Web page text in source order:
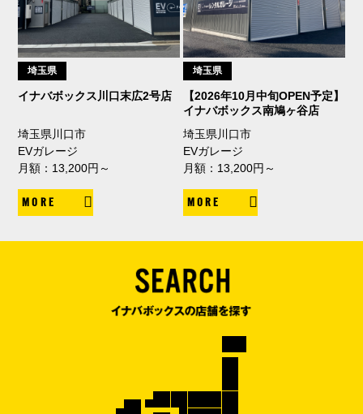
埼玉県
イナバボックス川口末広2号店
埼玉県川口市
EVガレージ
月額：13,200円～
MORE
埼玉県
【2026年10月中旬OPEN予定】
イナバボックス南鳩ヶ谷店
埼玉県川口市
EVガレージ
月額：13,200円～
MORE